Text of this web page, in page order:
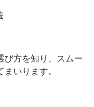
び方を知り、スムー
いります。